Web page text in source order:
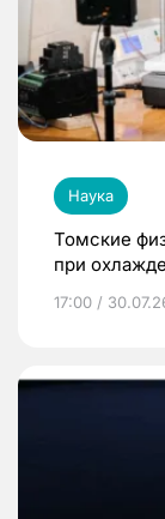
Наука
Томские
при
17:00 /